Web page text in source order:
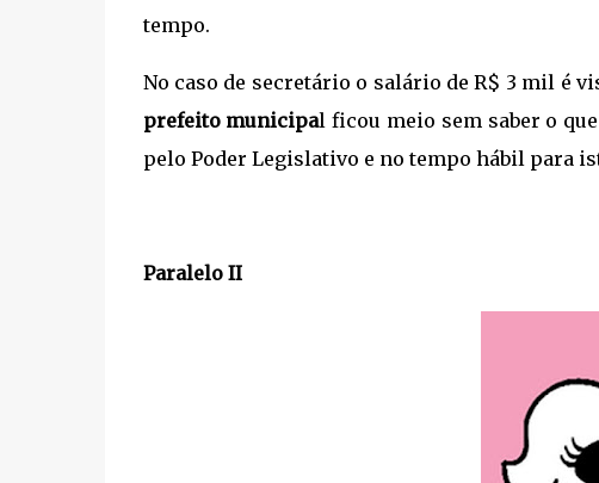
tempo.
No caso de secretário o salário de R$ 3 mil é
prefeito municipal ficou meio sem saber o
pelo Poder Legislativo e no tempo hábil para
Paralelo II